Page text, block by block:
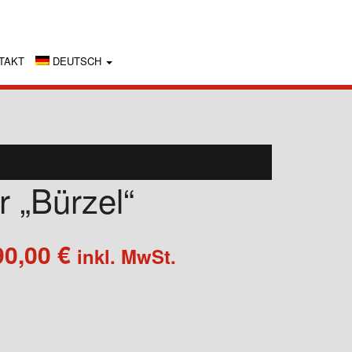
DEUTSCH
„Bürzel“
€Preisspanne:
290,00 €
inkl. MwSt.